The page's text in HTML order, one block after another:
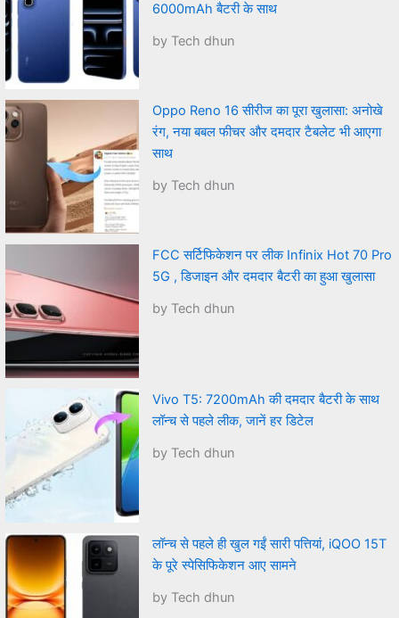
6000mAh बैटरी के साथ
by Tech dhun
Oppo Reno 16 सीरीज का पूरा खुलासा: अनोखे
रंग, नया बबल फीचर और दमदार टैबलेट भी आएगा
साथ
by Tech dhun
FCC सर्टिफिकेशन पर लीक Infinix Hot 70 Pro
5G , डिजाइन और दमदार बैटरी का हुआ खुलासा
by Tech dhun
Vivo T5: 7200mAh की दमदार बैटरी के साथ
लॉन्च से पहले लीक, जानें हर डिटेल
by Tech dhun
लॉन्च से पहले ही खुल गईं सारी पत्तियां, iQOO 15T
के पूरे स्पेसिफिकेशन आए सामने
by Tech dhun